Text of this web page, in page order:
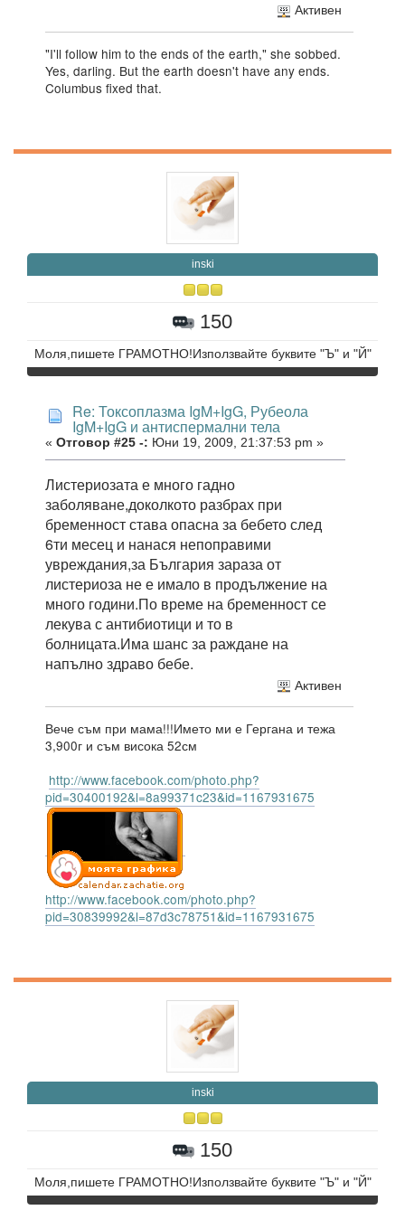
Активен
"I'll follow him to the ends of the earth," she sobbed.
Yes, darling. But the earth doesn't have any ends.
Columbus fixed that.
inski
150
Моля,пишете ГРАМОТНО!Използвайте буквите "Ъ" и "Й"
Re: Токсоплазма IgM+IgG, Рубеола
IgM+IgG и антиспермални тела
« Отговор #25 -: Юни 19, 2009, 21:37:53 pm »
Листериозата е много гадно
заболяване,доколкото разбрах при
бременност става опасна за бебето след
6ти месец и нанася непоправими
увреждания,за България зараза от
листериоза не е имало в продължение на
много години.По време на бременност се
лекува с антибиотици и то в
болницата.Има шанс за раждане на
напълно здраво бебе.
Активен
Вече съм при мама!!!Името ми е Гергана и тежа
3,900г и съм висока 52см
http://www.facebook.com/photo.php?
pid=30400192&l=8a99371c23&id=1167931675
http://www.facebook.com/photo.php?
pid=30839992&l=87d3c78751&id=1167931675
inski
150
Моля,пишете ГРАМОТНО!Използвайте буквите "Ъ" и "Й"